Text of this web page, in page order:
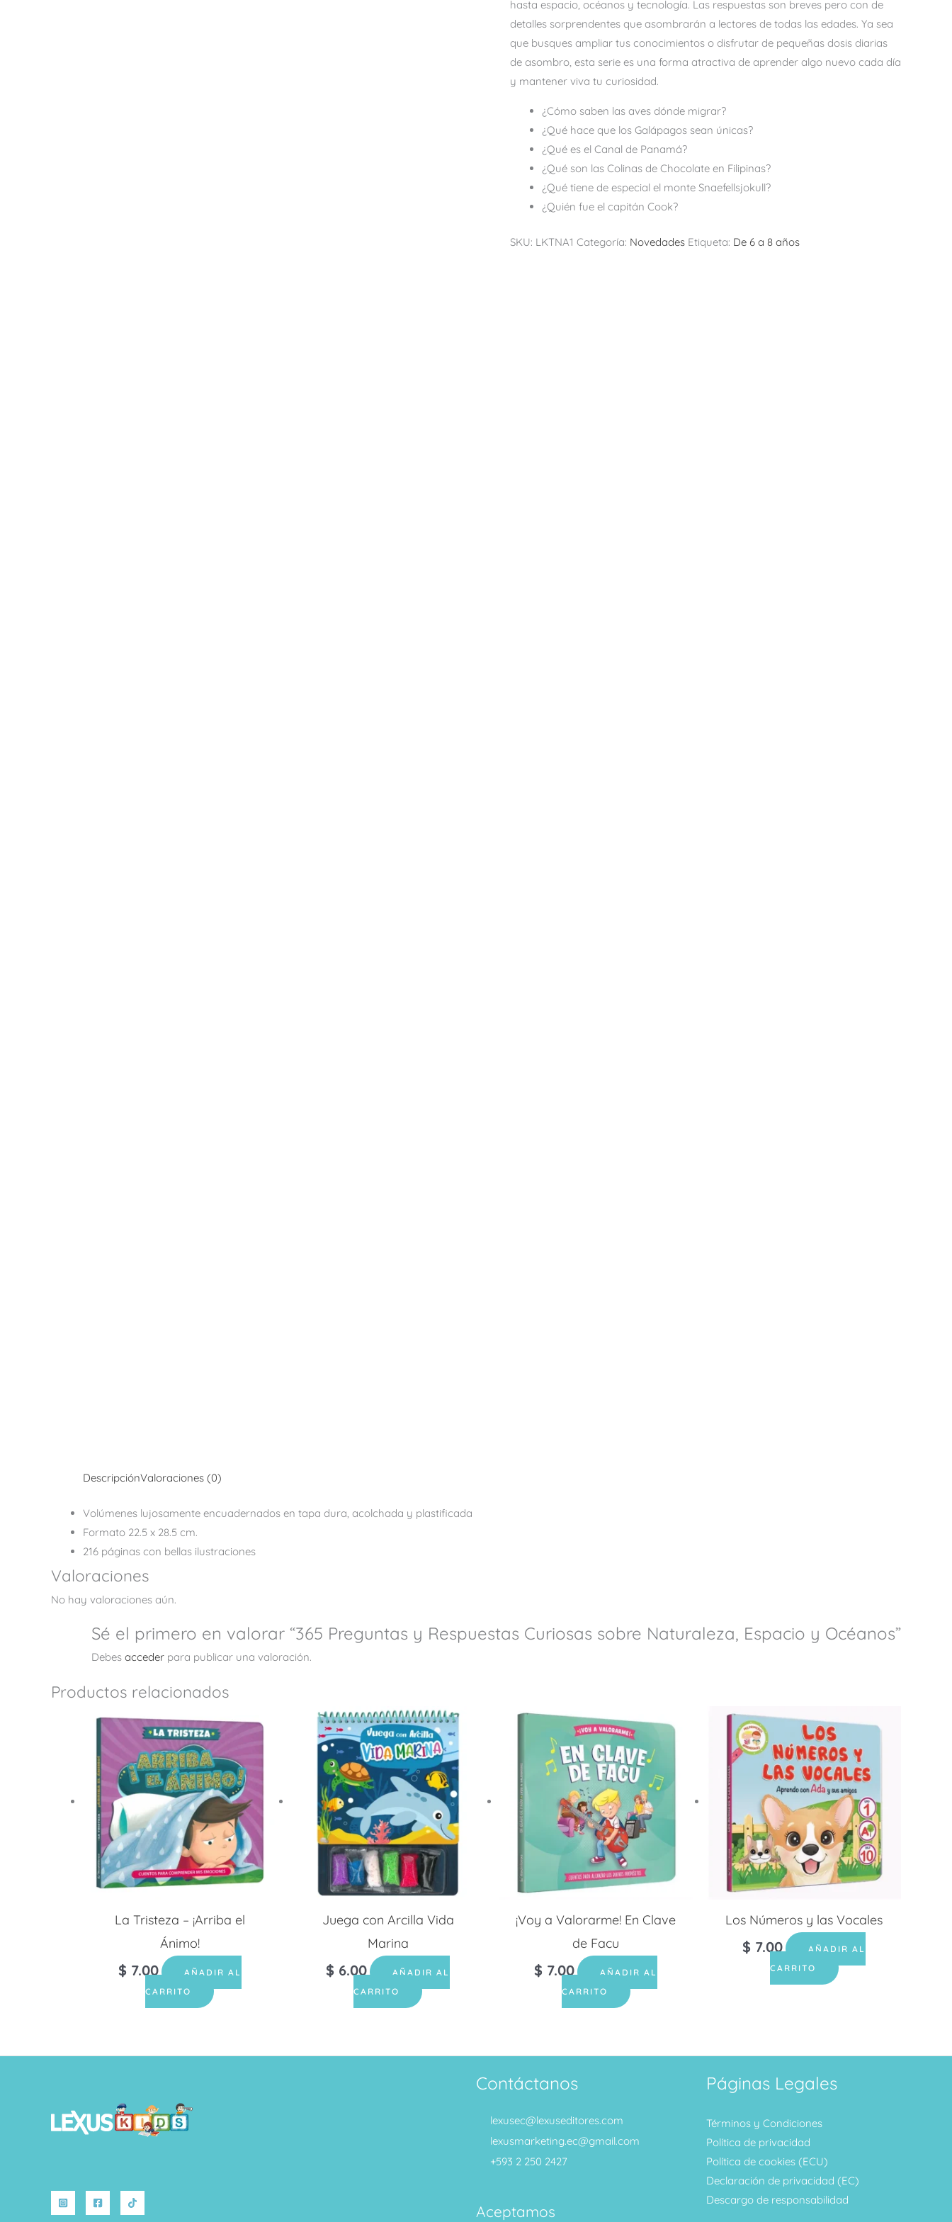
hasta espacio, océanos y tecnología. Las respuestas son breves pero con de
detalles sorprendentes que asombrarán a lectores de todas las edades. Ya sea
que busques ampliar tus conocimientos o disfrutar de pequeñas dosis diarias
de asombro, esta serie es una forma atractiva de aprender algo nuevo cada día
y mantener viva tu curiosidad.
¿Cómo saben las aves dónde migrar?
¿Qué hace que los Galápagos sean únicas?
¿Qué es el Canal de Panamá?
¿Qué son las Colinas de Chocolate en Filipinas?
¿Qué tiene de especial el monte Snaefellsjokull?
¿Quién fue el capitán Cook?
SKU: LKTNA1 Categoría: Novedades Etiqueta: De 6 a 8 años
DescripciónValoraciones (0)
Volúmenes lujosamente encuadernados en tapa dura, acolchada y plastificada
Formato 22.5 x 28.5 cm.
216 páginas con bellas ilustraciones
Valoraciones
No hay valoraciones aún.
Sé el primero en valorar “365 Preguntas y Respuestas Curiosas sobre Naturaleza, Espacio y Océanos”
Debes acceder para publicar una valoración.
Productos relacionados
La Tristeza – ¡Arriba el
Ánimo!
$ 7.00
AÑADIR AL
CARRITO
Juega con Arcilla Vida
Marina
$ 6.00
AÑADIR AL
CARRITO
¡Voy a Valorarme! En Clave
de Facu
$ 7.00
AÑADIR AL
CARRITO
Los Números y las Vocales
$ 7.00
AÑADIR AL
CARRITO
Contáctanos
lexusec@lexuseditores.com
lexusmarketing.ec@gmail.com
+593 2 250 2427
Aceptamos
Páginas Legales
Términos y Condiciones
Política de privacidad
Política de cookies (ECU)
Declaración de privacidad (EC)
Descargo de responsabilidad